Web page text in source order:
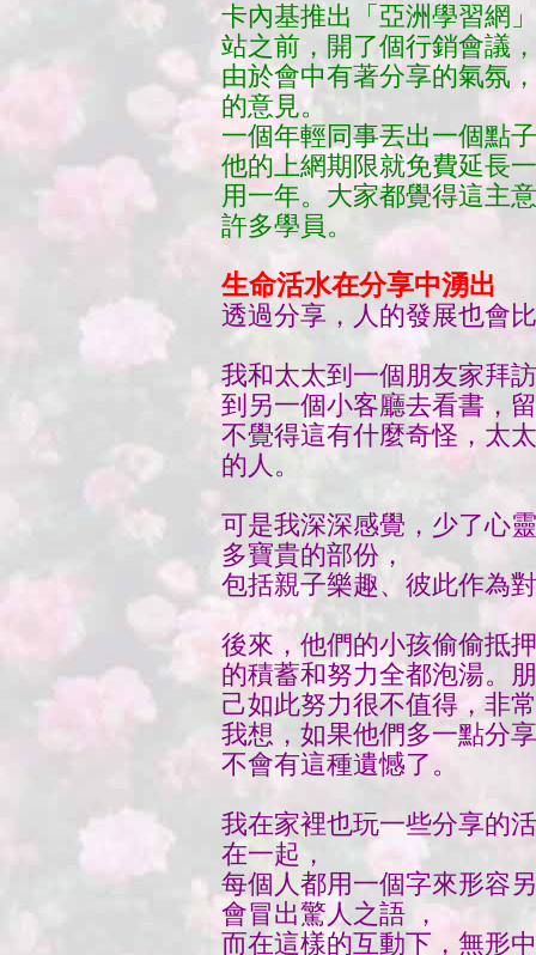
卡內基推出「亞洲學習網
站之前，開了個行銷會議
由於會中有著分享的氣氛
的意見。
一個年輕同事丟出一個點
他的上網期限就免費延長
用一年。大家都覺得這主
許多學員。
生命活水在分享中湧出
透過分享，人的發展也會
我和太太到一個朋友家拜
到另一個小客廳去看書，
不覺得這有什麼奇怪，太
的人。
可是我深深感覺，少了心
多寶貴的部份，
包括親子樂趣、彼此作為
後來，他們的小孩偷偷抵
的積蓄和努力全都泡湯。
己如此努力很不值得，非
我想，如果他們多一點分
不會有這種遺憾了。
我在家裡也玩一些分享的
在一起，
每個人都用一個字來形容
會冒出驚人之語 ，
而在這樣的互動下，無形